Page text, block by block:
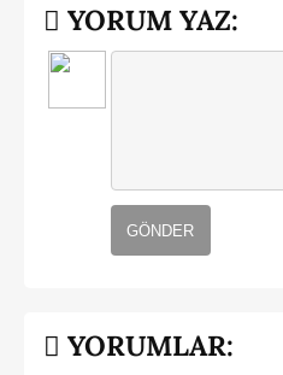
YORUM YAZ:
GÖNDER
YORUMLAR: